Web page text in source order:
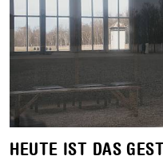
HEUTE IST DAS